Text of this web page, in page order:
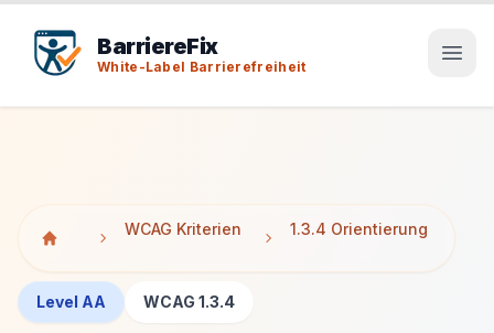
BarriereFix
White-Label Barrierefreiheit
WCAG Kriterien 1.3.4 Orientierung
Level AA WCAG 1.3.4